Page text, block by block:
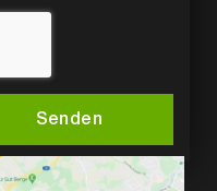
Senden